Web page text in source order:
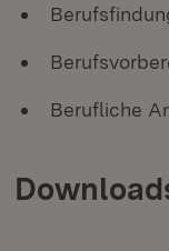
Berufliche